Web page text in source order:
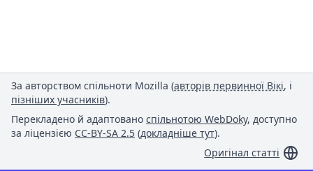
За авторством спільноти Mozilla (авторів первинної Вікі, і
пізніших учасників).
Перекладено й адаптовано спільнотою WebDoky, доступно
за ліцензією CC-BY-SA 2.5 (докладніше тут).
Оригінал статті